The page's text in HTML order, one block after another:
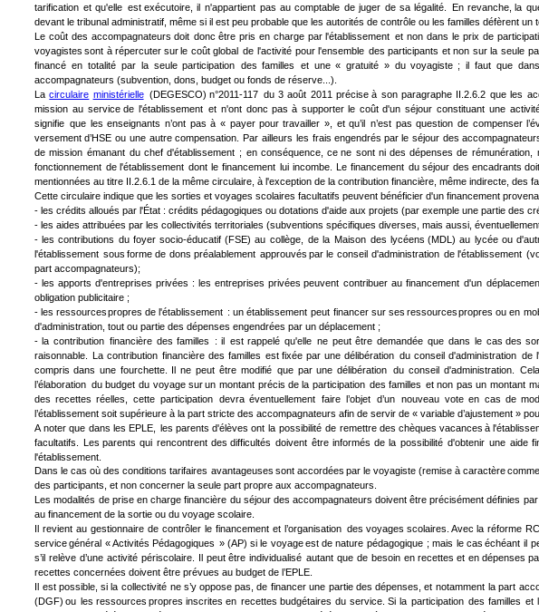
tarification et qu'elle est exécutoire, il n'appartient pas au comptable de juger de sa légalité. En revanche, la
devant le tribunal administratif, même si il est peu probable que les autorités de contrôle ou les familles défèrent un
Le coût des accompagnateurs doit donc être pris en charge par l'établissement et non dans le prix de
voyagistes sont à répercuter sur le coût global de l'activité pour l'ensemble des participants et non sur la seule
financé en totalité par la seule participation des familles et une « gratuité » du voyagiste ; il faut que dans
accompagnateurs (subvention, dons, budget ou fonds de réserve...).
La circulaire ministérielle (DEGESCO) n°2011-117 du 3 août 2011 précise à son paragraphe II.2.6.2 que les
mission au service de l'établissement et n'ont donc pas à supporter le coût d'un séjour constituant une
signifie que les enseignants n’ont pas à « payer pour travailler », et qu’il n’est pas question de compenser
versement d’HSE ou une autre compensation. Par ailleurs les frais engendrés par le séjour des
de mission émanant du chef d'établissement ; en conséquence, ce ne sont ni des dépenses de rémunération,
fonctionnement de l'établissement dont le financement lui incombe. Le financement du séjour des encadrants doit
mentionnées au titre II.2.6.1 de la même circulaire, à l'exception de la contribution financière, même indirecte, des
Cette circulaire indique que les sorties et voyages scolaires facultatifs peuvent bénéficier d'un financement
- les crédits alloués par l'État : crédits pédagogiques ou dotations d'aide aux projets (par exemple une partie des
- les aides attribuées par les collectivités territoriales (subventions spécifiques diverses, mais aussi,
- les contributions du foyer socio-éducatif (FSE) au collège, de la Maison des lycéens (MDL) au lycée ou
l'établissement sous forme de dons préalablement approuvés par le conseil d'administration de l'établissement
part accompagnateurs);
- les apports d'entreprises privées : les entreprises privées peuvent contribuer au financement d'un
obligation publicitaire ;
- les ressourcespropres de l'établissement : un établissement peut financer sur ses ressourcespropres ou en
d'administration, tout ou partie des dépenses engendrées par un déplacement ;
- la contribution financière des familles : il est rappelé qu'elle ne peut être demandée que dans le cas des
raisonnable.
La contribution financière des familles est fixée par une délibération du conseil d'administration de
compris dans une fourchette. Il ne peut être modifié que par une délibération du conseil d'administration. Cela
l’élaboration du budget du voyage sur un montant précis de la participation des familles et non pas un montant
des recettes réelles, cette participation devra éventuellement faire l’objet d’un nouveau vote en cas de
l’établissement soit supérieure à la part stricte des accompagnateurs afin de servir de « variable d’ajustement »
A noter que dans les EPLE, les parents d'élèves ont la possibilité de remettre des chèques vacances à
facultatifs.
Les parents qui rencontrent des difficultés doivent être informés de la possibilité d'obtenir une aide
l'établissement.
Dans le cas où des conditions tarifaires avantageuses sont accordées par le voyagiste (remise à caractère
des participants, et non concerner la seule part propre aux accompagnateurs.
Les modalités de prise en charge financière du séjour des accompagnateurs doivent être précisément définies par
au financement de la sortie ou du voyage scolaire.
revient au gestionnaire de contrôler le financement et l’organisation des voyages scolaires. Avec la réforme
servicegénéral « Activités Pédagogiques » (AP) si le voyage est de nature pédagogique ; mais le cas échéant il
s’il relève d’une activité périscolaire. peut être individualisé autant que de besoin en recettes et en dépenses
recettes concernées doivent être prévues au budget de l’EPLE.
est possible, si la collectivité ne s’y oppose pas, de financer une partie des dépenses, et notamment la part
(DGF) ou les ressources propres inscrites en recettes budgétaires du service. Si la participation des familles et